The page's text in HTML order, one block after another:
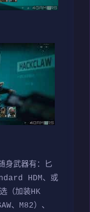
身武器有：匕
HDM、或
（加装HK
、M82）、